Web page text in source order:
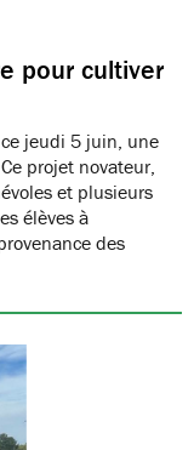
pour cultiver
jeudi 5 juin, une
projet novateur,
et plusieurs
élèves à
des